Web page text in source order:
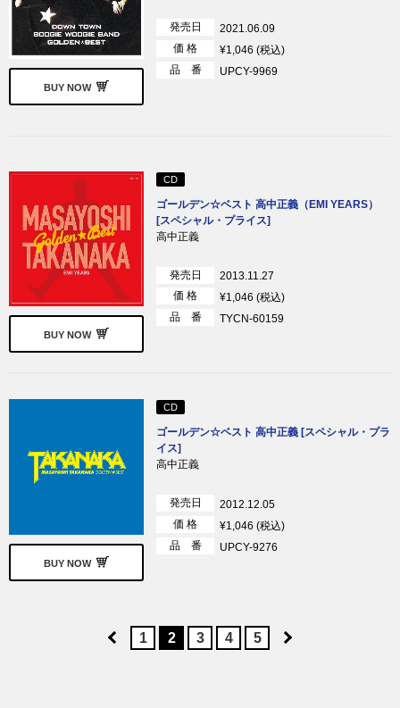
BUY NOW
発売日
2021.06.09
価 格
¥1,046 (税込)
品 番
UPCY-9969
BUY NOW
CD
ゴールデン☆ベスト 高中正義（EMI YEARS）
[スペシャル・プライス]
高中正義
発売日
2013.11.27
価 格
¥1,046 (税込)
品 番
TYCN-60159
BUY NOW
CD
ゴールデン☆ベスト 高中正義 [スペシャル・プラ
イス]
高中正義
発売日
2012.12.05
価 格
¥1,046 (税込)
品 番
UPCY-9276
1 2 3 4 5